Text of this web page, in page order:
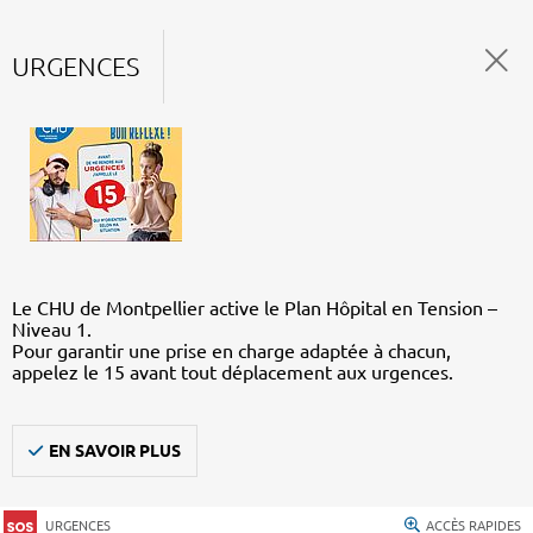
URGENCES
Le CHU de Montpellier active le Plan Hôpital en Tension –
Niveau 1.
Pour garantir une prise en charge adaptée à chacun,
appelez le 15 avant tout déplacement aux urgences.
EN SAVOIR PLUS
URGENCES ACCÈS RAPIDES